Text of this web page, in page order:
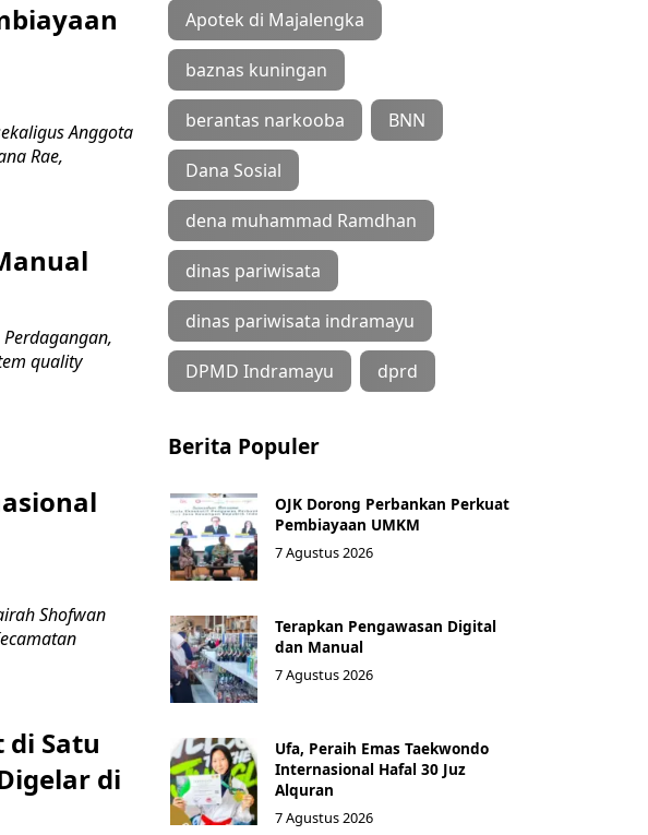
Anggota
Rae,
Perdagangan,
quality
Shofwan
di Satu
di
Apotek di Majalengka
baznas kuningan
berantas narkooba BNN
Dana Sosial
dena muhammad Ramdhan
dinas pariwisata
dinas pariwisata indramayu
DPMD Indramayu dprd
Berita Populer
OJK Dorong Perbankan Perkuat
Pembiayaan UMKM
7 Agustus 2026
Terapkan Pengawasan Digital
dan Manual
7 Agustus 2026
Ufa, Peraih Emas Taekwondo
Internasional Hafal 30 Juz
Alquran
7 Agustus 2026